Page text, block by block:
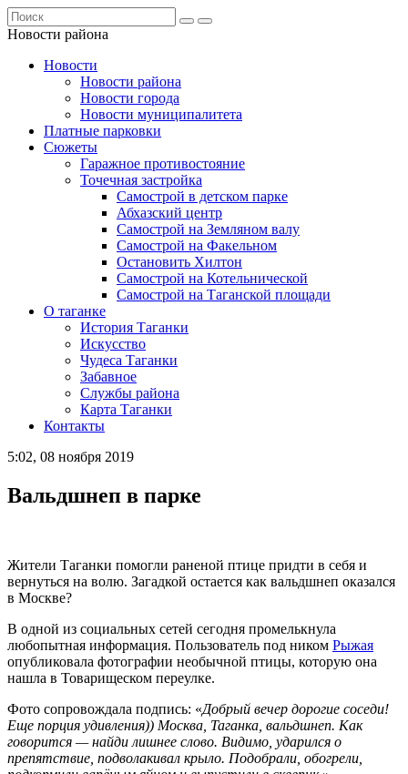
Новости района
Новости
Новости района
Новости города
Новости муниципалитета
Платные парковки
Сюжеты
Гаражное противостояние
Точечная застройка
Самострой в детском парке
Абхазский центр
Самострой на Земляном валу
Самострой на Факельном
Остановить Хилтон
Самострой на Котельнической
Самострой на Таганской площади
О таганке
История Таганки
Искусство
Чудеса Таганки
Забавное
Службы района
Карта Таганки
Контакты
5:02, 08 ноября 2019
Вальдшнеп в парке
Жители Таганки помогли раненой птице придти в себя и
вернуться на волю. Загадкой остается как вальдшнеп оказался
в Москве?
В одной из социальных сетей сегодня промелькнула
любопытная информация. Пользователь под ником Рыжая
опубликовала фотографии необычной птицы, которую она
нашла в Товарищеском переулке.
Фото сопровождала подпись: «Добрый вечер дорогие соседи!
Еще порция удивления)) Москва, Таганка, вальдшнеп. Как
говорится — найди лишнее слово. Видимо, ударился о
препятствие, подволакивал крыло. Подобрали, обогрели,